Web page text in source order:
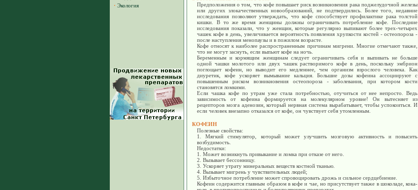
· Экология
Предположения о том, что кофе повышает риск возникновения рака поджелудочной железы
или других злокачественных новообразований, не подтвердились. Более того, недавние
исследования позволяют утверждать, что кофе способствует профилактике рака толстой
кишки. В то же время женщины должны ограничивать потребление кофе. Последние
исследования показали, что у женщин, которые регулярно выпивают более трех-четырех
чашек кофе в день, увеличивается вероятность появления хрупкости костей - остеопороза -
после наступления менопаузы и в пожилом возрасте.
Кофе относят к наиболее распространенным причинам мигрени. Многие отмечают также,
что не могут заснуть, если выпьют кофе на ночь.
Беременным и кормящим женщинам следует ограничивать себя и выпивать не больше
одной чашки молотого или двух чашек растворимого кофе в день, поскольку эмбрион
поглощает кофеин, но выводит его медленнее, чем организм взрослого человека. Как
диуретик, кофе ускоряет вымывание кальция. Большие дозы кофеина ассоциируют с
повышенным риском возникновения остеопороза - заболевания, при котором кости
становятся ломкими.
Если чашка кофе по утрам уже стала потребностью, отучиться от нее непросто. Ведь
зависимость от кофеина формируется на молекулярном уровне! Он вытесняет из
рецепторов мозга аденозин, который нервная система вырабатывает, чтобы успокоиться. И
если человек внезапно отказался от кофе, он чувствует себя утомленным.
КОФЕИН
Полезные свойства:
1. Мягкий стимулятор, который может улучшить мозговую активность и повысить
возбудимость.
Недостатки:
1. Может возникнуть привыкание и ломка при отказе от него.
2. Вызывает бессонницу.
3. Ускоряет утрату минеральных веществ костной тканью.
4. Вызывает мигрень у чувствительных людей;
5. Избыточное потребление может спровоцировать дрожь и сильное сердцебиение.
Кофеин содержится главным образом в кофе и чае, но присутствует также в шоколаде, кока-